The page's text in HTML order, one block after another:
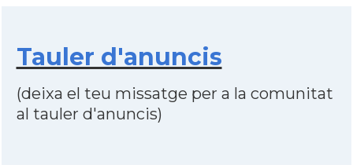
Tauler d'anuncis
(deixa el teu missatge per a la comunitat
al tauler d'anuncis)